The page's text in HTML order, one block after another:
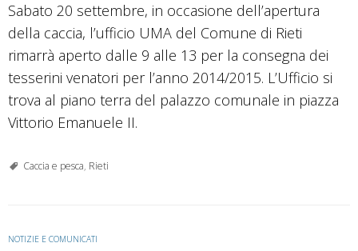
Sabato 20 settembre, in occasione dell’apertura
della caccia, l’ufficio UMA del Comune di Rieti
rimarrà aperto dalle 9 alle 13 per la consegna dei
tesserini venatori per l’anno 2014/2015. L’Ufficio si
trova al piano terra del palazzo comunale in piazza
Vittorio Emanuele II.
Caccia e pesca, Rieti
NOTIZIE E COMUNICATI